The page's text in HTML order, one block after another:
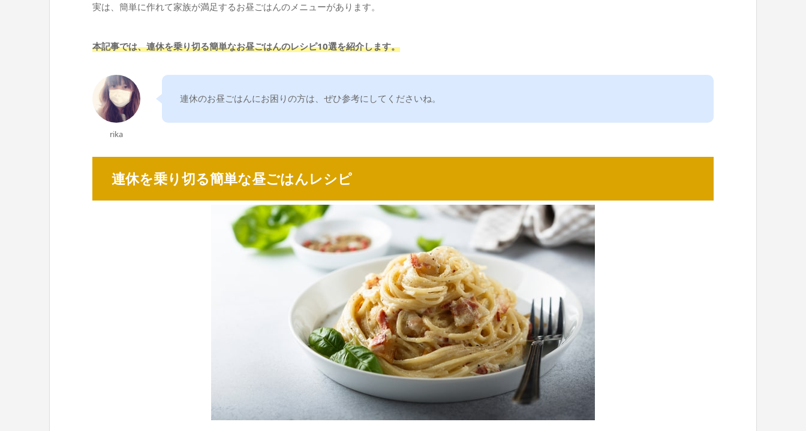
実は、簡単に作れて家族が満足するお昼ごはんのメニューがあります。
本記事では、連休を乗り切る簡単なお昼ごはんのレシピ10選を紹介します。
rika
連休のお昼ごはんにお困りの方は、ぜひ参考にしてくださいね。
連休を乗り切る簡単な昼ごはんレシピ